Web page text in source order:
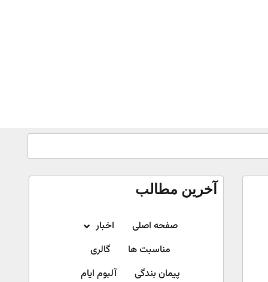
آخرین مطالب
صفحه اصلی
اخبار
مناسبت ها
گالری
پیمان بندگی
آلبوم ایام